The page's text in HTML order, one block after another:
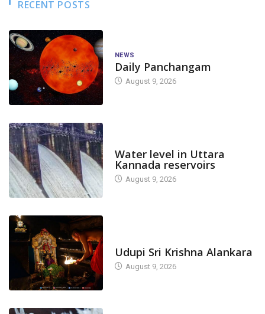
RECENT POSTS
NEWS
Daily Panchangam
August 9, 2026
Water level in Uttara
Kannada reservoirs
August 9, 2026
Udupi Sri Krishna Alankara
August 9, 2026